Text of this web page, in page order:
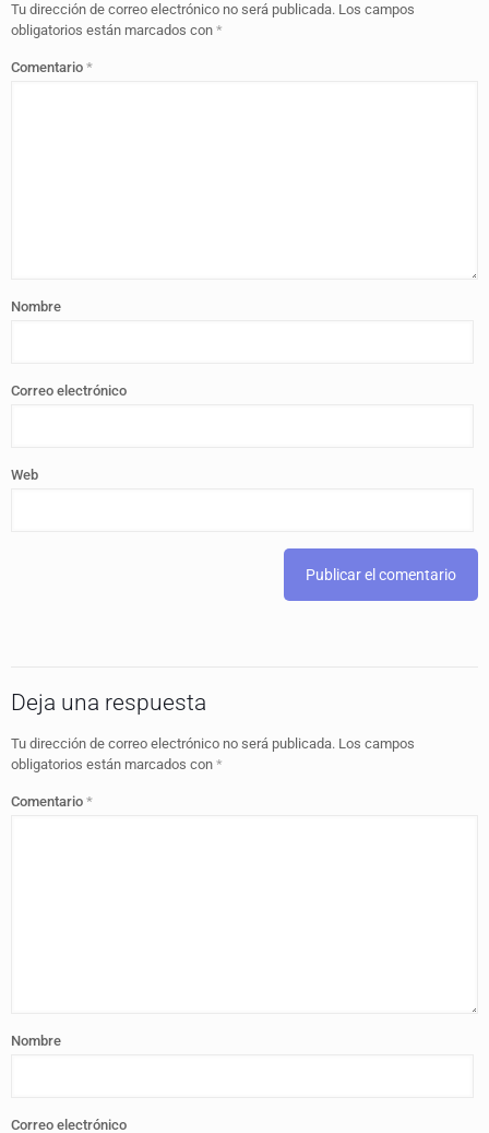
Tu dirección de correo electrónico no será publicada. Los campos
obligatorios están marcados con *
Comentario *
Nombre
Correo electrónico
Web
Deja una respuesta
Tu dirección de correo electrónico no será publicada. Los campos
obligatorios están marcados con *
Comentario *
Nombre
Correo electrónico